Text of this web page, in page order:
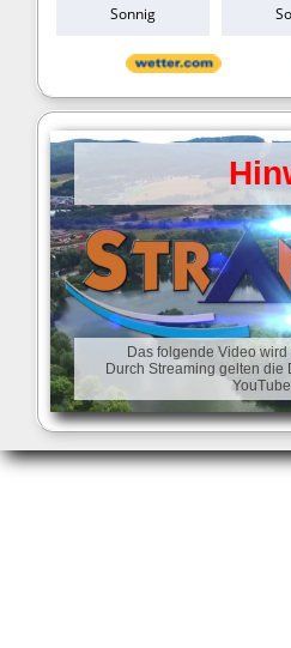
PLZ/ Ort:
Staat/Land:
E-Mail:
Telefon/Mobil:*
Anmerkung:
Sie können
Datei:
Sonnig
Das folgende Video wird
Durch Streaming gelten die